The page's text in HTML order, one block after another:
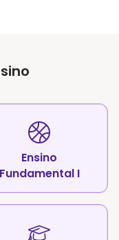
Ensino
Fundamental I